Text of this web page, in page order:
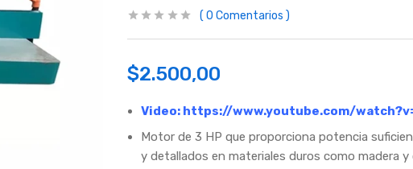
0 Comentarios
$2.500,00
Video: https://www.youtube.com/
Motor de 3 HP que proporciona potencia
y detallados en materiales duros como madera